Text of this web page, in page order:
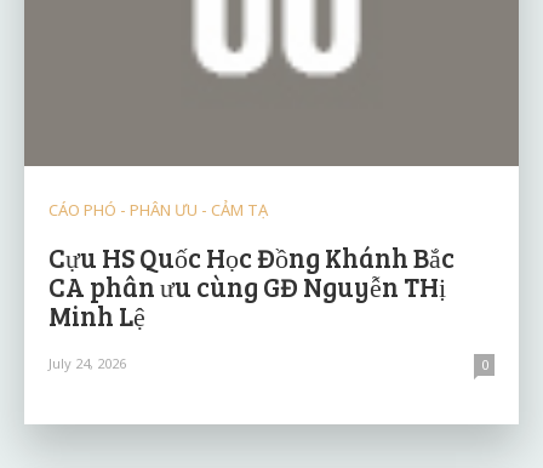
CÁO PHÓ - PHÂN ƯU - CẢM TẠ
Cựu HS Quốc Học Đồng Khánh Bắc
CA phân ưu cùng GĐ Nguyễn THị
Minh Lệ
July 24, 2026 0